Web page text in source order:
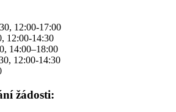
12:00-17:00
12:00-14:30
14:00–18:00
12:00-14:30
žádosti: